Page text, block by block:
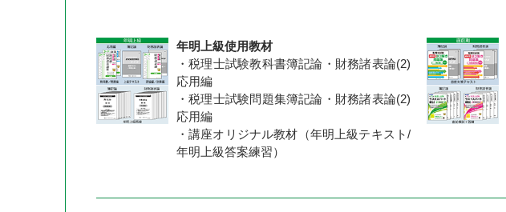
年明上級使用教材
・税理士試験教科書簿記論・財務諸表論(2)
応用編
・税理士試験問題集簿記論・財務諸表論(2)
応用編
・講座オリジナル教材（年明上級テキスト/
年明上級答案練習）